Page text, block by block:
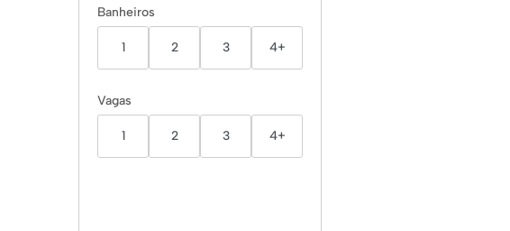
Banheiros
1 2 3 4+
Vagas
1 2 3 4+